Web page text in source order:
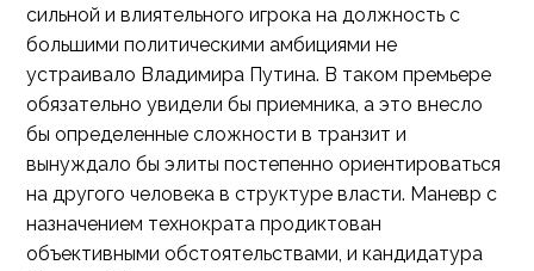
сильной и влиятельного игрока на должность с
большими политическими амбициями не
устраивало Владимира Путина. В таком премьере
обязательно увидели бы приемника, а это внесло
бы определенные сложности в транзит и
вынуждало бы элиты постепенно ориентироваться
на другого человека в структуре власти. Маневр с
назначением технократа продиктован
объективными обстоятельствами, и кандидатура